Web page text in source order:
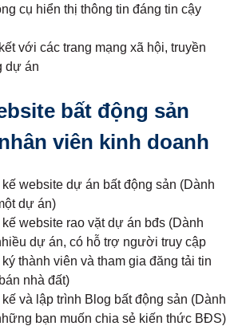
cụ hiển thị thông tin đáng tin cậy
với các trang mạng xã hội, truyền
dự án
bất động sản
viên kinh doanh
website dự án bất động sản (Dành
dự án)
website rao vặt dự án bđs (Dành
dự án, có hỗ trợ người truy cập
thành viên và tham gia đăng tải tin
nhà đất)
và lập trình Blog bất động sản (Dành
bạn muốn chia sẻ kiến thức BĐS)